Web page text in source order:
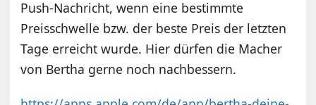
Push-Nachricht, wenn eine bestimmte
Preisschwelle bzw. der beste Preis der letzten
Tage erreicht wurde. Hier dürfen die Macher
von Bertha gerne noch nachbessern.